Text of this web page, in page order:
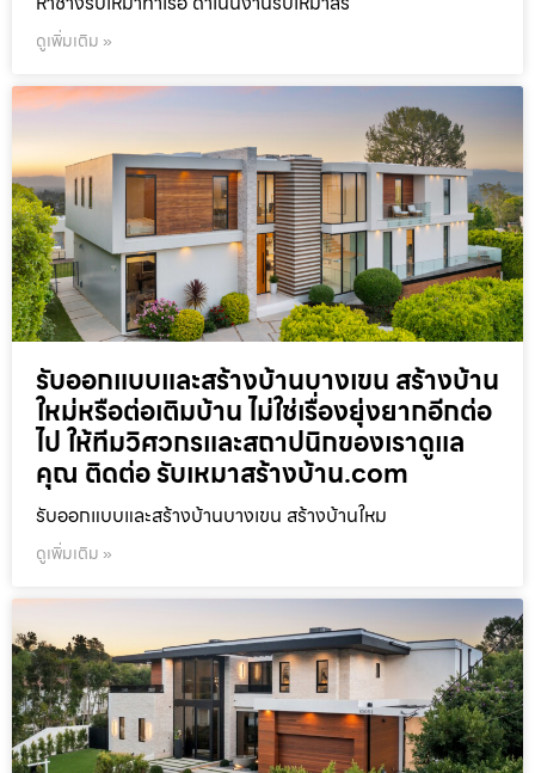
ดูเพิ่มเติม »
รับออกแบบและสร้างบ้านบางเขน สร้างบ้าน
ใหม่หรือต่อเติมบ้าน ไม่ใช่เรื่องยุ่งยากอีกต่อ
ไป ให้ทีมวิศวกรและสถาปนิกของเราดูแล
คุณ ติดต่อ รับเหมาสร้างบ้าน.com
รับออกแบบและสร้างบ้านบางเขน สร้างบ้านใหม
ดูเพิ่มเติม »